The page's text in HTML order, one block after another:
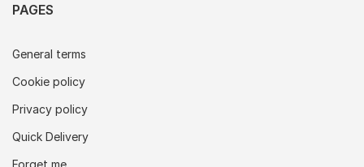
PAGES
General terms
Cookie policy
Privacy policy
Quick Delivery
Forget me